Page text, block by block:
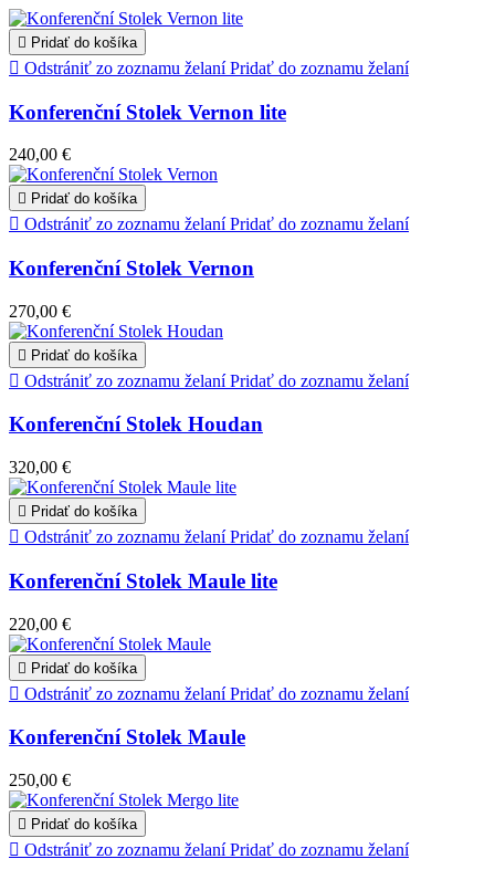
 Pridať do košíka
 Odstrániť zo zoznamu želaní Pridať do zoznamu želaní
Konferenční Stolek Vernon lite
240,00 €
 Pridať do košíka
 Odstrániť zo zoznamu želaní Pridať do zoznamu želaní
Konferenční Stolek Vernon
270,00 €
 Pridať do košíka
 Odstrániť zo zoznamu želaní Pridať do zoznamu želaní
Konferenční Stolek Houdan
320,00 €
 Pridať do košíka
 Odstrániť zo zoznamu želaní Pridať do zoznamu želaní
Konferenční Stolek Maule lite
220,00 €
 Pridať do košíka
 Odstrániť zo zoznamu želaní Pridať do zoznamu želaní
Konferenční Stolek Maule
250,00 €
 Pridať do košíka
 Odstrániť zo zoznamu želaní Pridať do zoznamu želaní